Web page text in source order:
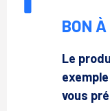
BON
Le
vous